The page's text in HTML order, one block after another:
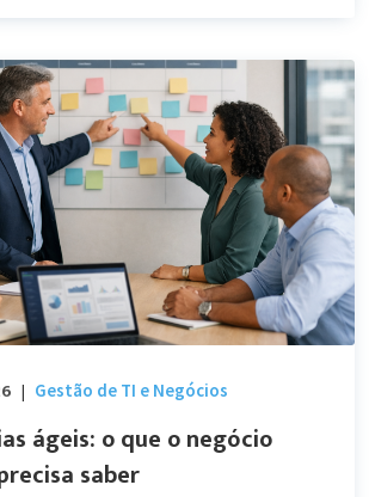
| Gestão de TI e Negócios
ágeis: o que o negócio
saber